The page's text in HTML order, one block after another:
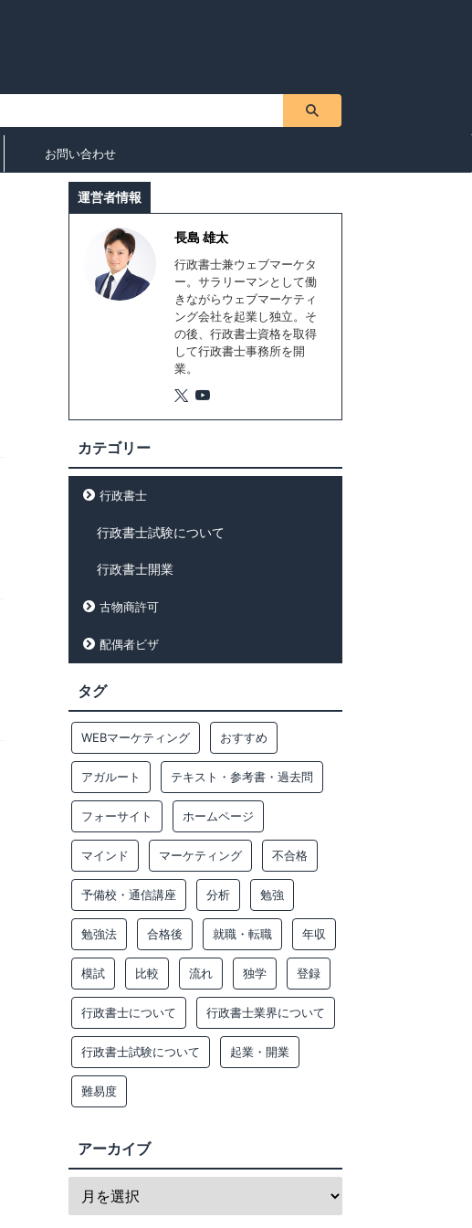
お問い合わせ
運営者情報
長島 雄太
行政書士兼ウェブマーケタ
ー。サラリーマンとして働
きながらウェブマーケティ
ング会社を起業し独立。そ
の後、行政書士資格を取得
して行政書士事務所を開
業。
カテゴリー
行政書士
行政書士試験について
行政書士開業
古物商許可
配偶者ビザ
タグ
WEBマーケティング おすすめ
アガルート テキスト・参考書・過去問
フォーサイト ホームページ
マインド マーケティング 不合格
予備校・通信講座 分析 勉強
勉強法 合格後 就職・転職 年収
模試 比較 流れ 独学 登録
行政書士について 行政書士業界について
行政書士試験について 起業・開業
難易度
アーカイブ